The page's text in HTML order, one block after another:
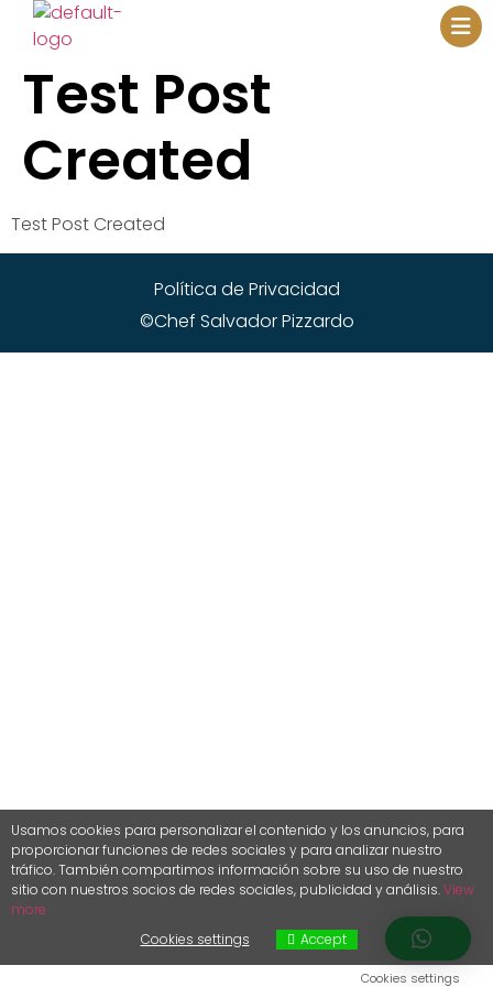
Test Post
Created
Test Post Created
Política de Privacidad
©Chef Salvador Pizzardo
Usamos cookies para personalizar el contenido y los anuncios, para
proporcionar funciones de redes sociales y para analizar nuestro
tráfico.También compartimos información sobre su uso de nuestro
sitio con nuestros socios de redes sociales, publicidad y análisis.View
more
Cookies settings
Accept
Cookies settings